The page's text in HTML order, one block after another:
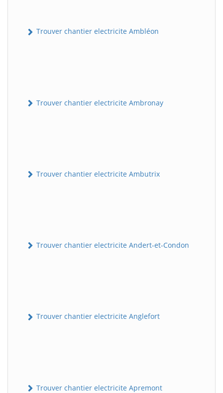
Trouver chantier electricite Ambléon
Trouver chantier electricite Ambronay
Trouver chantier electricite Ambutrix
Trouver chantier electricite Andert-et-Condon
Trouver chantier electricite Anglefort
Trouver chantier electricite Apremont